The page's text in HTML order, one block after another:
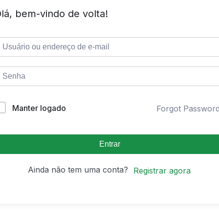
bem-vindo de volta!
Manter logado Forgot
Entrar
Ainda não tem uma conta? Registrar agora